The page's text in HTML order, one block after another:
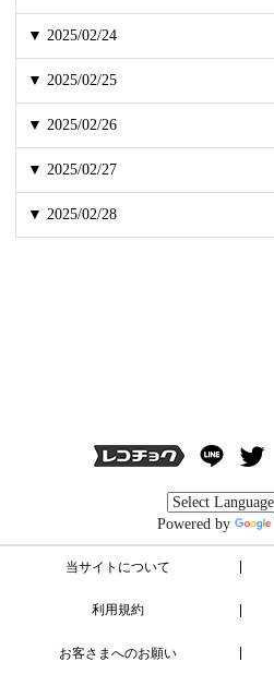
▼ 2025/02/24
▼ 2025/02/25
▼ 2025/02/26
▼ 2025/02/27
▼ 2025/02/28
Powered by
当サイトについて
利用規約
お客さまへのお願い